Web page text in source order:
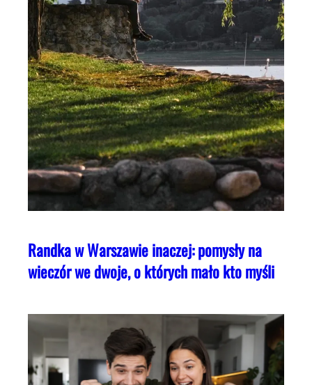
Randka w Warszawie inaczej: pomysły na
wieczór we dwoje, o których mało kto myśli